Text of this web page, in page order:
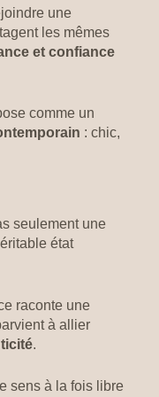
une
les mêmes
et confiance
comme un
: chic,
seulement une
état
raconte une
à allier
.
sens à la fois libre